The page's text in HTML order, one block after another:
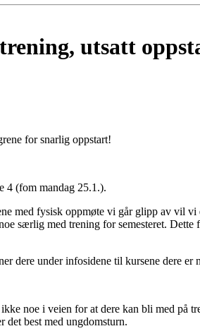
utsatt
for snarlig oppstart!
4 (fom mandag 25.1.).
med fysisk oppmøte vi går glipp av vil vi
særlig med trening for semesteret. Dette
dere under infosidene til kursene dere er
noe i veien for at dere kan bli med på
det best med ungdomsturn.